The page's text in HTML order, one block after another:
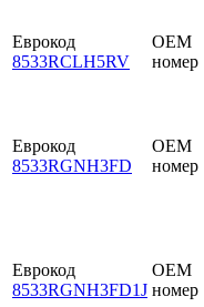
Еврокод
8533RCLH5RV
OEM
номер
Еврокод
8533RGNH3FD
OEM
номер
Еврокод
8533RGNH3FD1J
OEM
номер